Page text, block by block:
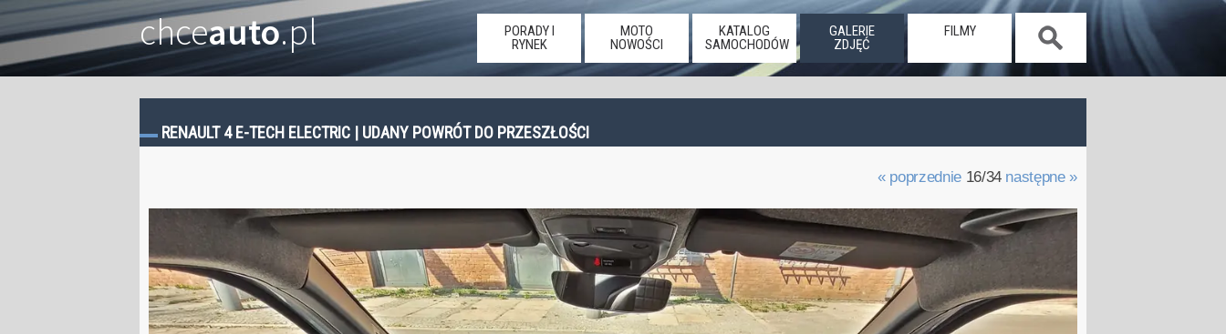
chceauto.pl
PORADY I
RYNEK
MOTO
NOWOŚCI
KATALOG
SAMOCHODÓW
GALERIE
ZDJĘĆ
FILMY
RENAULT 4 E-TECH ELECTRIC | UDANY POWRÓT DO PRZESZŁOŚCI
« poprzednie16/34 następne »